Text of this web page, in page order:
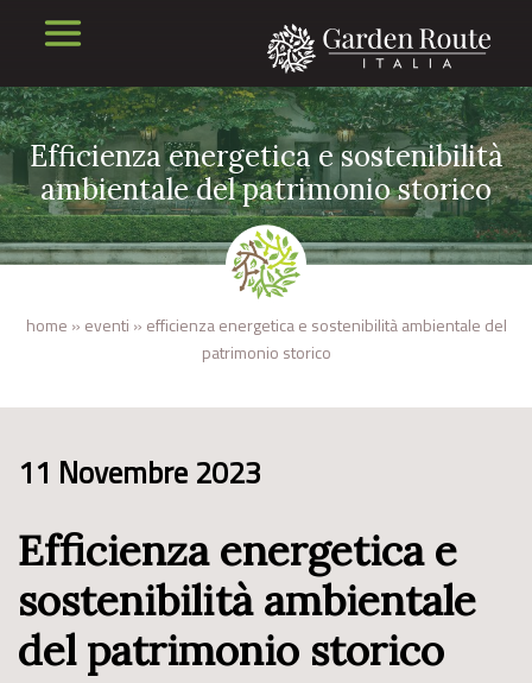
Efficienza energetica e sostenibilità
ambientale del patrimonio storico
home » eventi » efficienza energetica e sostenibilità ambientale del
patrimonio storico
11 Novembre 2023
Efficienza energetica e
sostenibilità ambientale
del patrimonio storico